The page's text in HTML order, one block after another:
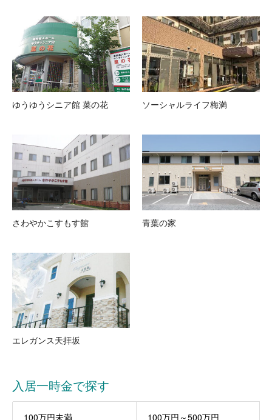
ゆうゆうシニア館 菜の花 ソーシャルライフ梅満
さわやかこすもす館 青葉の家
エレガンス天拝坂
入居一時金で探す
100万円未満 100万円～500万円